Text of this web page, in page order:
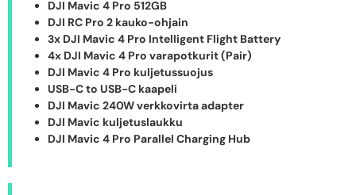
DJI Mavic 4 Pro 512GB
DJI RC Pro 2 kauko-ohjain
3x DJI Mavic 4 Pro Intelligent Flight Battery
4x DJI Mavic 4 Pro varapotkurit (Pair)
DJI Mavic 4 Pro kuljetussuojus
USB-C to USB-C kaapeli
DJI Mavic 240W verkkovirta adapter
DJI Mavic kuljetuslaukku
DJI Mavic 4 Pro Parallel Charging Hub